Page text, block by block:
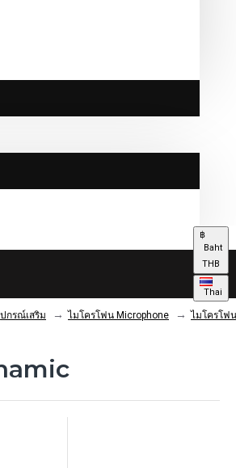
฿
Baht
THB
Thai
กรณ์เสริม ไมโครโฟน Microphone ไมโครโฟ